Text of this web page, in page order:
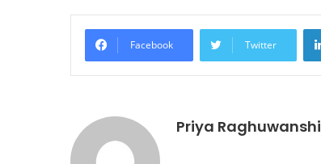
Facebook Twitter
Priya Raghuwanshi